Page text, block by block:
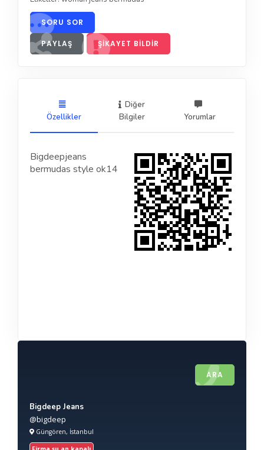
SORU SOR
PAYLAŞ ŞIKAYET BILDIR
Özellikler
Diğer
Bilgiler
Yorumlar
Bigdeepjeans
bermudas style ok14
ARA
Bigdeep Jeans
@bigdeep
Güngören, İstanbul